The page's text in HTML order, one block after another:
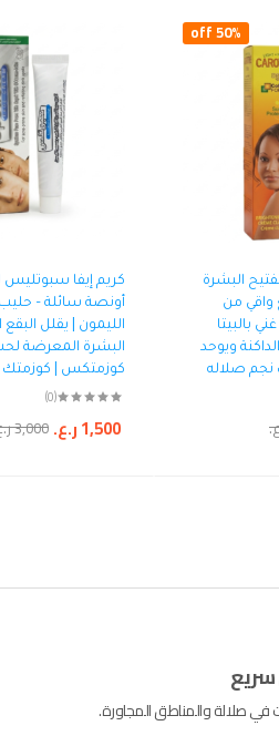
50% off
البشرة
– مع واقي من
بالبيتا
ويوحد
نجم صلاله
أونصة سائلة –
الليمون | يقلل البقع
البشرة المعرضة
كوزمتكس | كوزمتك
(0)
3,000 1,500ر.ع.
في صلالة والمناطق المجاورة.